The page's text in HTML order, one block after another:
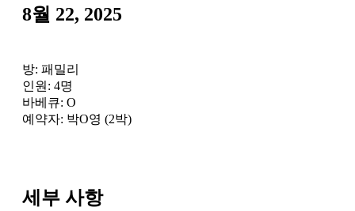
8월 22, 2025
방: 패밀리
인원: 4명
바베큐: O
예약자: 박O영 (2박)
세부 사항